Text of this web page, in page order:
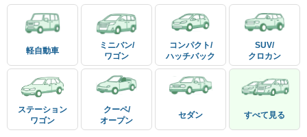
軽自動車
ミニバン/
ワゴン
コンパクト/
ハッチバック
SUV/
クロカン
ステーション
ワゴン
クーペ/
オープン
セダン すべて見る